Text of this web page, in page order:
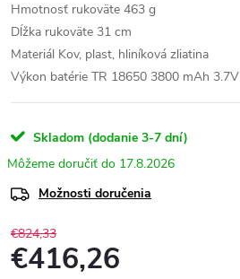
Hmotnosť rukoväte 463 g
Dĺžka rukoväte 31 cm
Materiál Kov, plast, hliníková zliatina
Výkon batérie TR 18650 3800 mAh 3.7V
Skladom (dodanie 3-7 dní)
17.8.2026
Možnosti doručenia
€824,33
€416,26